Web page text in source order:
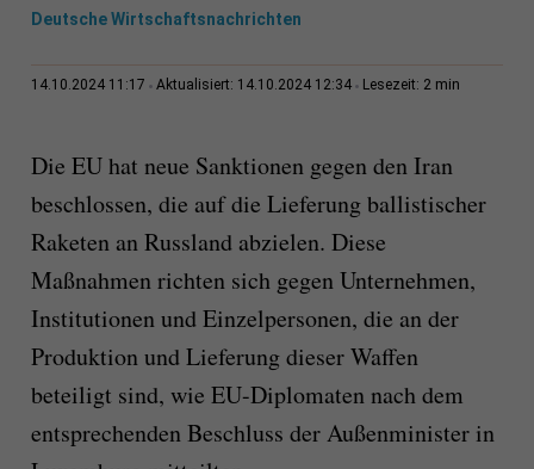
Deutsche Wirtschaftsnachrichten
14.10.2024 11:17 Aktualisiert: 14.10.2024 12:34 Lesezeit: 2 min
Die EU hat neue Sanktionen gegen den Iran
beschlossen, die auf die Lieferung ballistischer
Raketen an Russland abzielen. Diese
Maßnahmen richten sich gegen Unternehmen,
Institutionen und Einzelpersonen, die an der
Produktion und Lieferung dieser Waffen
beteiligt sind, wie EU-Diplomaten nach dem
entsprechenden Beschluss der Außenminister in